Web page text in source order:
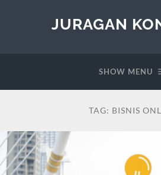
JURAGAN
SHOW MENU
TAG: BISNIS